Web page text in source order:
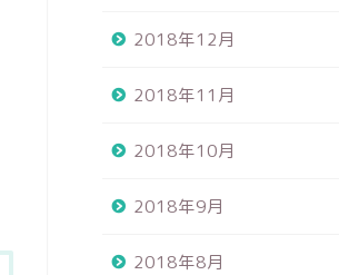
2018年12月
2018年11月
2018年10月
2018年9月
2018年8月